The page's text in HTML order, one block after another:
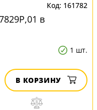
161782
в
1 шт.
В КОРЗИНУ